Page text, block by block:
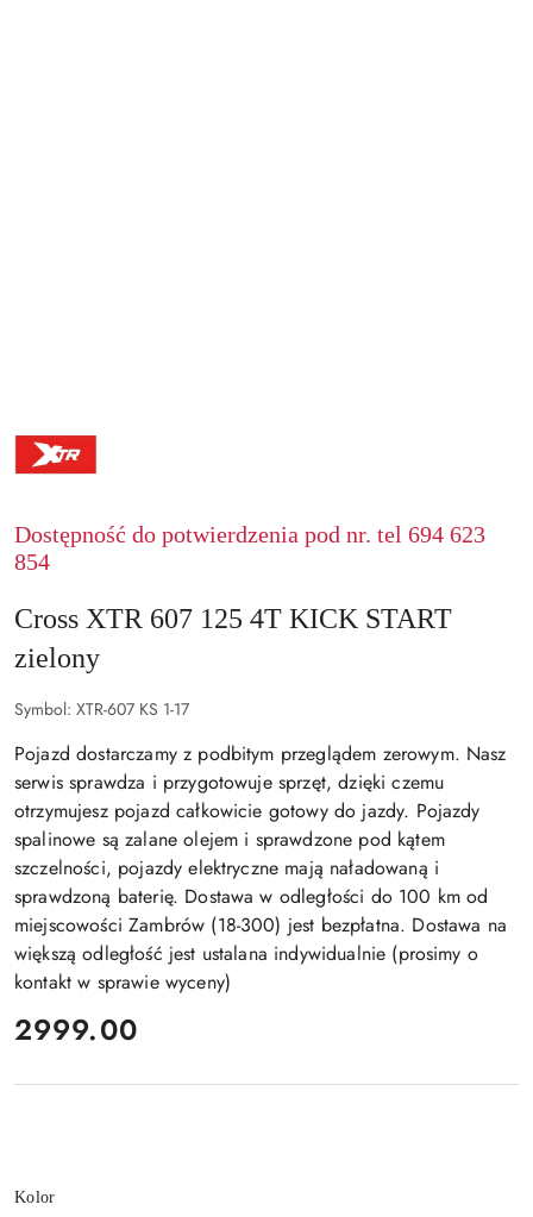
Dostępność do potwierdzenia pod nr. tel 694 623
854
Cross XTR 607 125 4T KICK START
zielony
Symbol: XTR-607 KS 1-17
Pojazd dostarczamy z podbitym przeglądem zerowym. Nasz
serwis sprawdza i przygotowuje sprzęt, dzięki czemu
otrzymujesz pojazd całkowicie gotowy do jazdy. Pojazdy
spalinowe są zalane olejem i sprawdzone pod kątem
szczelności, pojazdy elektryczne mają naładowaną i
sprawdzoną baterię. Dostawa w odległości do 100 km od
miejscowości Zambrów (18-300) jest bezpłatna. Dostawa na
większą odległość jest ustalana indywidualnie (prosimy o
kontakt w sprawie wyceny)
cena:
2999.00
Wariant
Kolor